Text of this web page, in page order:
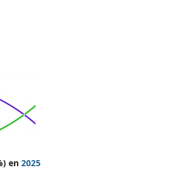
en 2025